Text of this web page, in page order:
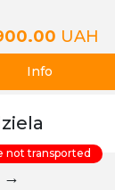
UAH
Info
→
not transported